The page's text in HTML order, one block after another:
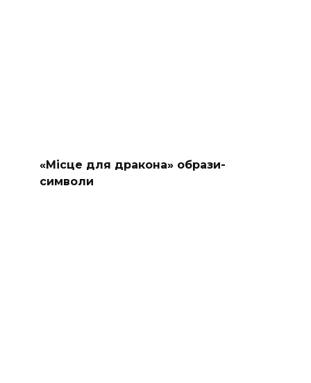
«Місце для дракона» образи-
символи